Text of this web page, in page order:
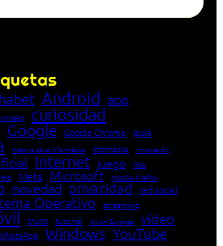
Android app
curiosidad
Google Google Chrome guía
historia de la Informática Informática innovación
Internet juego lista
Meta Microsoft Mozilla Firefox
novedad privacidad red social
Operativo streaming
truco tutorial Unión Europea vídeo
Windows YouTube